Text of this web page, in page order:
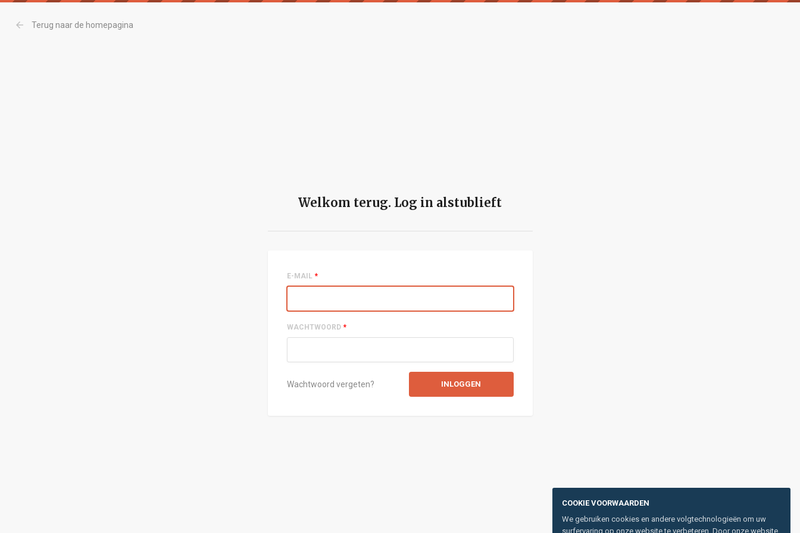
arrow_back Terug naar de homepagina
Welkom terug. Log in alstublieft
E-MAIL *
WACHTWOORD *
Wachtwoord vergeten?
COOKIE VOORWAARDEN
We gebruiken cookies en andere volgtechnologieën om uw
surfervaring op onze website te verbeteren. Door onze website